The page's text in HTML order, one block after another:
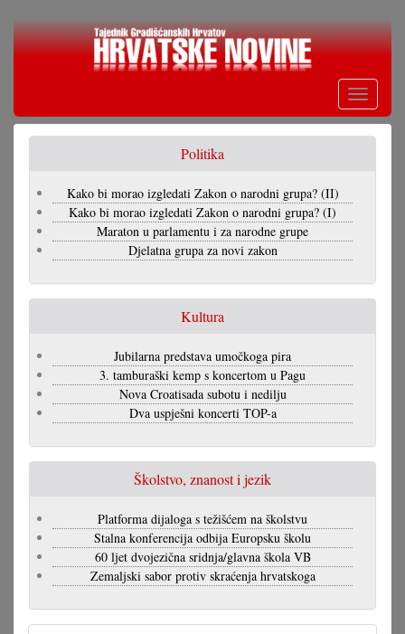
Skoči
Toggle
Politika
Kako bi morao izgledati Zakon o narodni grupa? (II)
Kako bi morao izgledati Zakon o narodni grupa? (I)
Maraton u parlamentu i za narodne grupe
Djelatna grupa za novi zakon
Kultura
Jubilarna predstava umočkoga pira
3. tamburaški kemp s koncertom u Pagu
Nova Croatisada subotu i nedilju
Dva uspješni koncerti TOP-a
Školstvo, znanost i jezik
Platforma dijaloga s težišćem na školstvu
Stalna konferencija odbija Europsku školu
60 ljet dvojezična sridnja/glavna škola VB
Zemaljski sabor protiv skraćenja hrvatskoga